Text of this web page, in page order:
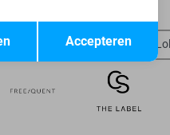
LolaLiza broeken
Opslaan
Accepteren